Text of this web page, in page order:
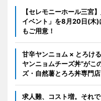
【セレモニーホール三宮
イベント」を8月20日(木)
もご用意！
甘辛ヤンニョム × とろけ
ヤンニョムチーズ丼”がこ
ズ・自然薯とろろ丼専門
求人難、コスト増。それ